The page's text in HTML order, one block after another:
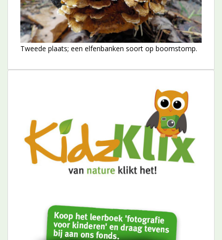
Tweede plaats; een elfenbanken soort op boomstomp.